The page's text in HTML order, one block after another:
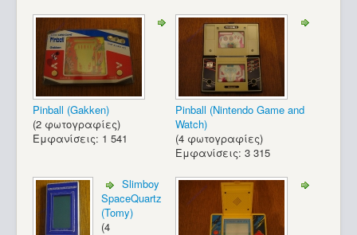
Pinball (Gakken)
(2 φωτογραφίες)
Εμφανίσεις: 1 541
Pinball (Nintendo Game and
Watch)
(4 φωτογραφίες)
Εμφανίσεις: 3 315
Slimboy
SpaceQuartz
(Tomy)
(4